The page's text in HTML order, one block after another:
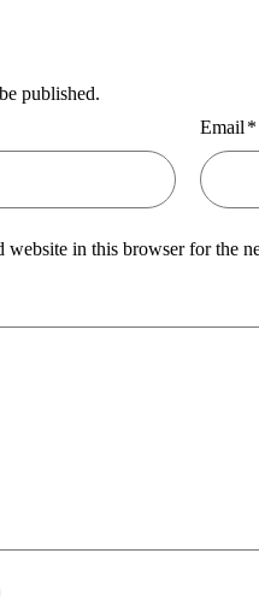
published.
Email *
website in this browser for the